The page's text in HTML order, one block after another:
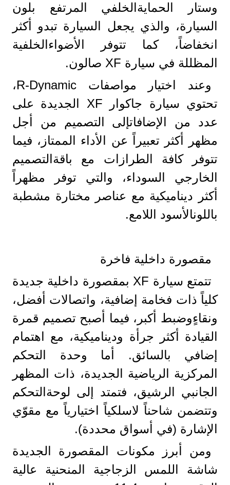
وستار الحمايةالخلفي المرتفع بلون
السيارة، والذي يجعل السيارة تبدو أكثر
انخفاضاً، كما تتوفر الأضواءالخلفية
المظللة في سيارة XF صالون.
وعند اختيار مواصفات R-Dynamic،
تحتوي سيارة جاكوار XF الجديدة على
عدد من الإضافاتإلى التصميم من أجل
مظهر أكثر تعبيراً عن الأداء الممتاز، فيما
تتوفر كافة الطرازات مع باقةالتصميم
الخارجي السوداء، والتي توفر مظهراً
أكثر ديناميكية مع عناصر مختارة مشطبة
باللونالأسود اللامع.
مقصورة داخلية فاخرة
تتمتع سيارة XF بمقصورة داخلية جديدة
كلياً ذات فخامة إضافية، واتصالات أفضل،
ونقاءٍوضبط أكبر، فيما أصبح تصميم قمرة
القيادة أكثر جرأة وديناميكية، مع اهتمام
إضافي بالسائق. أما وحدة التحكم
المركزية الرياضية الجديدة، ذات المظهر
الجانبي الرشيق، فتمتد إلى لوحةالتحكم
وتتضمن شاحناً لاسلكياً اختيارياً مع مقوّي
الإشارة (في أسواق محددة).
ومن أبرز مكونات المقصورة الجديدة
شاشة اللمس الزجاجية المنحنية عالية